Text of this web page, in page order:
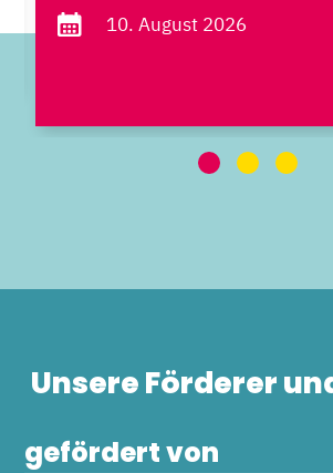
10. August 2026
Unsere Förderer
gefördert von